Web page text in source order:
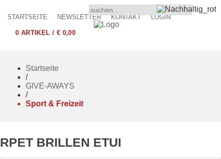
STARTSEITE NEWSLETTER KONTAKT LOGIN
0 ARTIKEL / € 0,00
Startseite
/
GIVE-AWAYS
/
Sport & Freizeit
RPET BRILLEN ETUI